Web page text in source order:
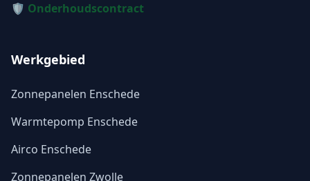
🛡️ Onderhoudscontract
Werkgebied
Zonnepanelen Enschede
Warmtepomp Enschede
Airco Enschede
Zonnepanelen Zwolle